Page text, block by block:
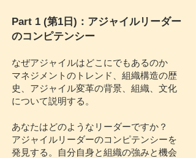
Part 1 (第1日)：アジャイルリーダー
のコンピテンシー
なぜアジャイルはどこにでもあるのか
マネジメントのトレンド、組織構造の歴
史、アジャイル変革の背景、組織、文化
について説明する。
あなたはどのようなリーダーですか？
アジャイルリーダーのコンピテンシーを
発見する。自分自身と組織の強みと機会